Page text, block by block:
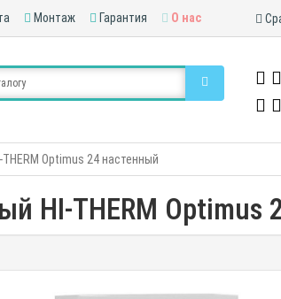
Монтаж Гарантия О нас
THERM Optimus 24 настенный
HI-THERM Optimus